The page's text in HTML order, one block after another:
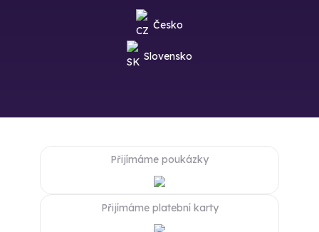
Česko
Slovensko
Přijímáme poukázky
Přijímáme platební karty